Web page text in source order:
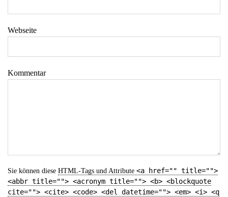
Webseite
Kommentar
Sie können diese HTML-Tags und Attribute <a href="" title="">
<abbr title=""> <acronym title=""> <b> <blockquote
cite=""> <cite> <code> <del datetime=""> <em> <i> <q